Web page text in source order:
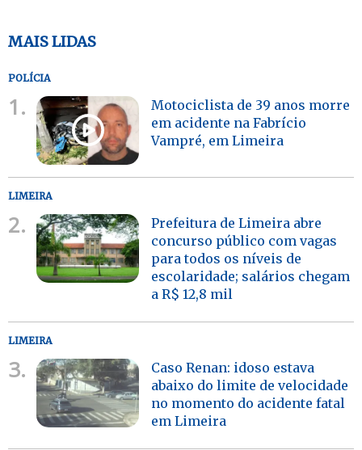
MAIS LIDAS
POLÍCIA
1.
Motociclista de 39 anos morre
em acidente na Fabrício
Vampré, em Limeira
LIMEIRA
2.
Prefeitura de Limeira abre
concurso público com vagas
para todos os níveis de
escolaridade; salários chegam
a R$ 12,8 mil
LIMEIRA
3.
Caso Renan: idoso estava
abaixo do limite de velocidade
no momento do acidente fatal
em Limeira